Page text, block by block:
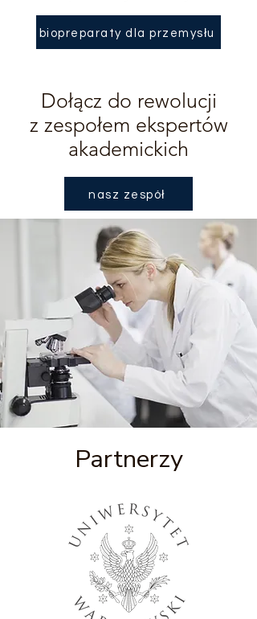
biopreparaty dla przemysłu
Dołącz do rewolucji
z zespołem ekspertów
akademickich
nasz zespół
Partnerzy